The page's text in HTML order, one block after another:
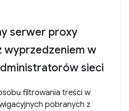
serwer proxy
wyprzedzeniem w
sieci
filtrowania treści w
pobranych z